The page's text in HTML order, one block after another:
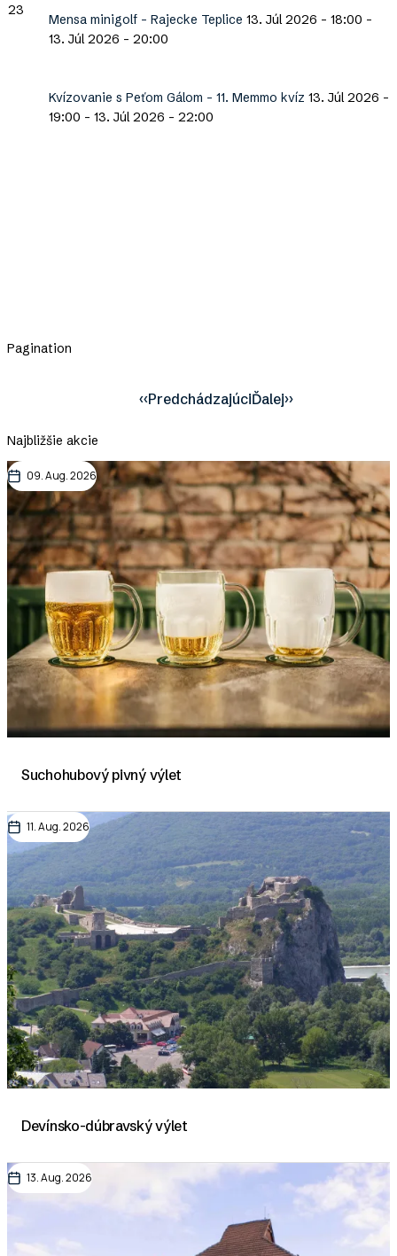
23
Mensa minigolf - Rajecke Teplice 13. Júl 2026 - 18:00 -
13. Júl 2026 - 20:00
Kvízovanie s Peťom Gálom - 11. Memmo kvíz 13. Júl 2026 -
19:00 - 13. Júl 2026 - 22:00
Pagination
‹‹PredchádzajúciĎalej››
Najbližšie akcie
09. Aug. 2026
Suchohubový pivný výlet
11. Aug. 2026
Devínsko-dúbravský výlet
13. Aug. 2026